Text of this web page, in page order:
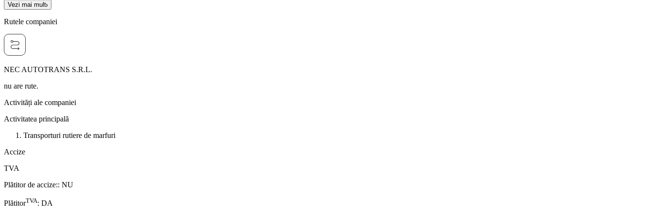
Vezi mai mult
Rutele companiei
NEC AUTOTRANS S.R.L.
nu are rute.
Activități ale companiei
Activitatea principală
Transporturi rutiere de marfuri
Accize
TVA
Plătitor de accize:: NU
PlătitorTVA: DA